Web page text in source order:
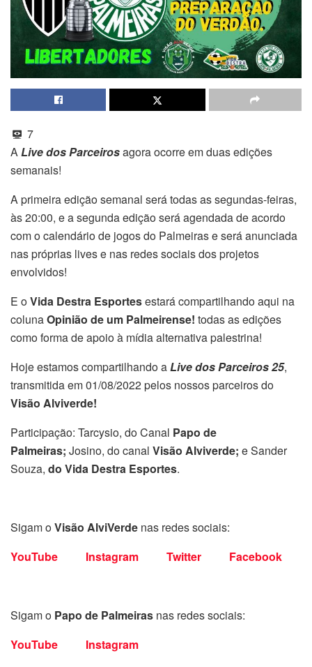
7
ALive dos Parceirosagora ocorre em duas edições
semanais!
A primeira edição semanal será todas as segundas-feiras,
às 20:00, e a segunda edição será agendada de acordo
com o calendário de jogos do Palmeiras e será anunciada
nas próprias lives e nas redes sociais dos projetos
envolvidos!
E oVida Destra Esportesestará compartilhando aqui na
colunaOpinião de um Palmeirense! todas as edições
como forma de apoio à mídia alternativa palestrina!
Hoje estamos compartilhando aLive dos Parceiros 25,
transmitida em 01/08/2022 pelos nossos parceiros do
Visão Alviverde!
Participação: Tarcysio, do Canal Papo de
Palmeiras; Josino, do canal Visão Alviverde; e Sander
Souza, do Vida Destra Esportes.
Sigam oVisão AlviVerde nas redes sociais:
YouTube
Instagram Twitter Facebook
Sigam o Papo de Palmeiras nas redes sociais:
YouTube
Instagram